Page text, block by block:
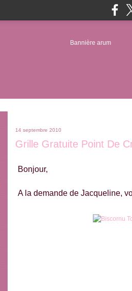
14 septembre 2010
Grille Gratuite Point De
Bonjour,
A la demande de Jacqueline,